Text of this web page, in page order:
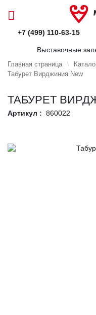
+7 (499) 110-63-15
Выставочные
Главная страница
Табурет Вирджиния New
ТАБУРЕТ
Артикул : 860022